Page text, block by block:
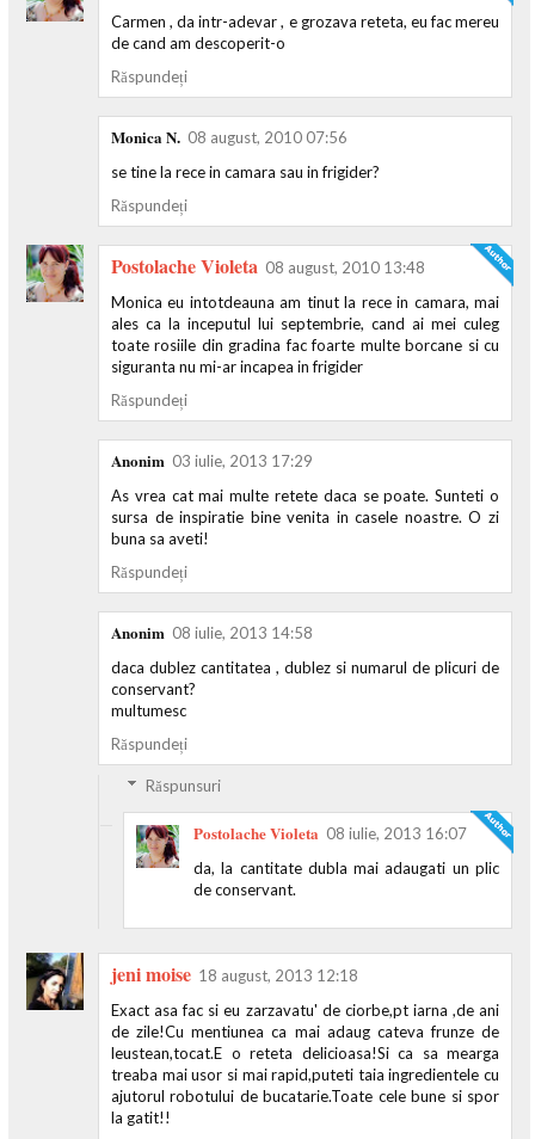
Carmen , da intr-adevar , e grozava reteta, eu fac mereu
de cand am descoperit-o
Răspundeți
Monica N. 08 august, 2010 07:56
se tine la rece in camara sau in frigider?
Răspundeți
Postolache Violeta 08 august, 2010 13:48
Monica eu intotdeauna am tinut la rece in camara, mai
ales ca la inceputul lui septembrie, cand ai mei culeg
toate rosiile din gradina fac foarte multe borcane si cu
siguranta nu mi-ar incapea in frigider
Răspundeți
Anonim 03 iulie, 2013 17:29
As vrea cat mai multe retete daca se poate. Sunteti o
sursa de inspiratie bine venita in casele noastre. O zi
buna sa aveti!
Răspundeți
Anonim 08 iulie, 2013 14:58
daca dublez cantitatea , dublez si numarul de plicuri de
conservant?
multumesc
Răspundeți
Răspunsuri
Postolache Violeta 08 iulie, 2013 16:07
da, la cantitate dubla mai adaugati un plic
de conservant.
jeni moise 18 august, 2013 12:18
Exact asa fac si eu zarzavatu' de ciorbe,pt iarna ,de ani
de zile!Cu mentiunea ca mai adaug cateva frunze de
leustean,tocat.E o reteta delicioasa!Si ca sa mearga
treaba mai usor si mai rapid,puteti taia ingredientele cu
ajutorul robotului de bucatarie.Toate cele bune si spor
la gatit!!